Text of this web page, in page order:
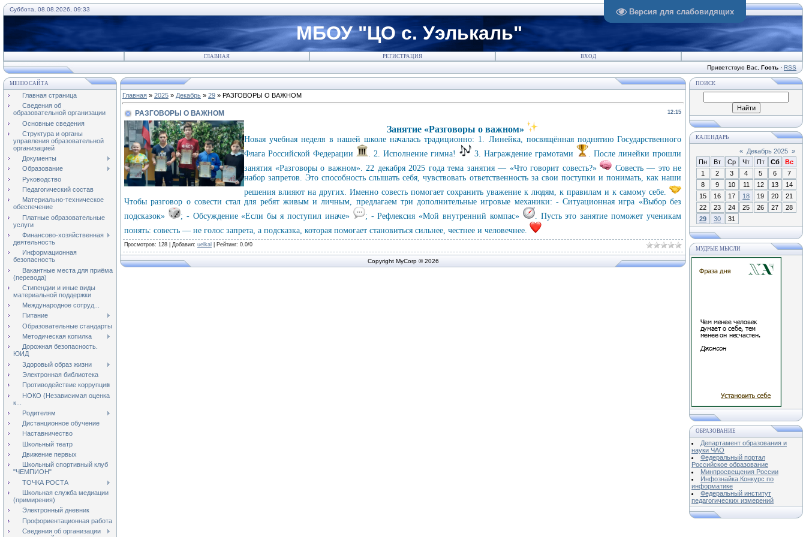
Версия для слабовидящих
Суббота, 08.08.2026, 09:33
МБОУ "ЦО с. Уэлькаль"
ГЛАВНАЯ РЕГИСТРАЦИЯ ВХОД
Приветствую Вас Гость · RSS
МЕНЮ САЙТА
Главная страница
Сведения об
образовательной организации
Основные сведения
Структура и органы
управления образовательной
организацией
Документы
Образование
Руководство
Педагогический состав
Материально-техническое
обеспечение
Платные образовательные
услуги
Финансово-хозяйственная
деятельность
Информационная
безопасность
Вакантные места для приёма
(перевода)
Стипендии и иные виды
материальной поддержки
Международное сотруд...
Питание
Образовательные стандарты
Методическая копилка
Дорожная безопасность.
ЮИД
Здоровый образ жизни
Электронная библиотека
Противодействие коррупции
НОКО (Независимая оценка
к...
Родителям
Дистанционное обучение
Наставничество
Школьный театр
Движение первых
Школьный спортивный клуб
"ЧЕМПИОН"
ТОЧКА РОСТА
Школьная служба медиации
(примирения)
Электронный дневник
Профориентационная работа
Сведения об организации
Главная » 2025 » Декабрь » 29 » РАЗГОВОРЫ О ВАЖНОМ
12:15
РАЗГОВОРЫ О ВАЖНОМ
Занятие «Разговоры о важном»
Новая учебная неделя в нашей школе началась традиционно: 1. Линейка, посвящённая поднятию Государственного
Флага Российской Федерации
. 2. Исполнение гимна! 3. Награждение грамотами
. После линейки прошли
занятия «Разговоры о важном». 22 декабря 2025 года тема занятия — «Что говорит совесть?»
Совесть — это не
набор запретов. Это способность слышать себя, чувствовать ответственность за свои поступки и понимать, как наши
решения влияют на других. Именно совесть помогает сохранить уважение к людям, к правилам и к самому себе.
Чтобы разговор о совести стал для ребят живым и личным, предлагаем три дополнительные игровые механики: - Ситуационная игра «Выбор без
подсказок»
; - Обсуждение «Если бы я поступил иначе» ; - Рефлексия «Мой внутренний компас»
. Пусть это занятие поможет ученикам
понять: совесть — не голос запрета, а подсказка, которая помогает становиться сильнее, честнее и человечнее.
Просмотров: 128 | Добавил: uelkal Рейтинг: 0.0/0
Copyright MyCorp © 2026
ПОИСК
КАЛЕНДАРЬ
« Декабрь 2025 »
Пн
Вт Ср Чт Пт Сб
Вс
1
2 3 4 5 6
7
8
9 10 11 12 13
14
15
16 17 18 19 20
21
22
23 24 25 26 27
28
29
30 31
МУДРЫЕ МЫСЛИ
ОБРАЗОВАНИЕ
Департамент образования и
науки ЧАО
Федеральный портал
Российское образование
Минпросвещения России
Инфознайка.Конкурс по
информатике
Федеральный институт
педагогических измерений